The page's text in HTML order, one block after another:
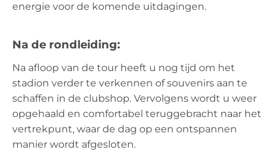
energie voor de komende uitdagingen.
Na de rondleiding:
Na afloop van de tour heeft u nog tijd om het
stadion verder te verkennen of souvenirs aan te
schaffen in de clubshop. Vervolgens wordt u weer
opgehaald en comfortabel teruggebracht naar het
vertrekpunt, waar de dag op een ontspannen
manier wordt afgesloten.